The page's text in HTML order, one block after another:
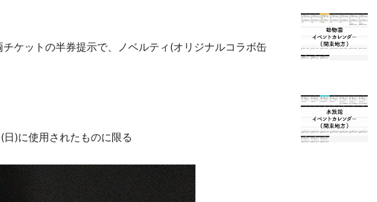
ケットの半券提示で、ノベルティ(オリジナルコラボ缶
)に使用されたものに限る